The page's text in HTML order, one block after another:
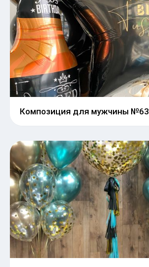
Композиция для мужчины №63